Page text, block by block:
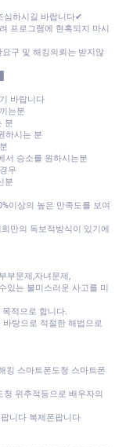
심하시길 바랍니다✔
프로그램에 현혹되지 마시
구 및 해킹의뢰는 받지않
바랍니다
는분
분
하시는 분
서 승소를 원하시는분
우
분
이상의 높은 만족도를 보여
만의 독보적방식이 있기에
부문제,자녀문제,
있는 불미스러운 사고를 미
적으로 합니다.
탕으로 적절한 해법으로
킹 스마트폰도청 스마트폰
위추적등으로 배우자의
니다 복제폰팝니다